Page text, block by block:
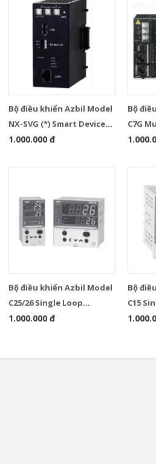
Bộ điều khiển Azbil Model
NX-SVG (*) Smart Device
Gateway
1.000.000 đ
Bộ
C7G
with
Bộ điều khiển Azbil Model
C25/26 Single Loop
Controllers
1.000.000 đ
Bộ
C15